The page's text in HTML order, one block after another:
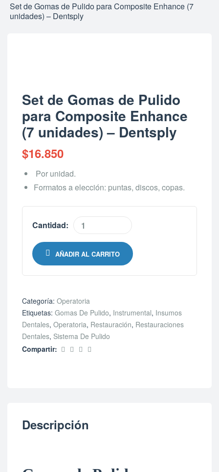
Set de Gomas de Pulido para Composite Enhance (7
unidades) – Dentsply
Set de Gomas de Pulido
para Composite Enhance
(7 unidades) – Dentsply
$16.850
Por unidad.
Formatos a elección: puntas, discos, copas.
Cantidad:
AÑADIR AL CARRITO
Categoría: Operatoria
Etiquetas: Gomas De Pulido, Instrumental, Insumos
Dentales, Operatoria, Restauración, Restauraciones
Dentales, Sistema De Pulido
Compartir:
Descripción